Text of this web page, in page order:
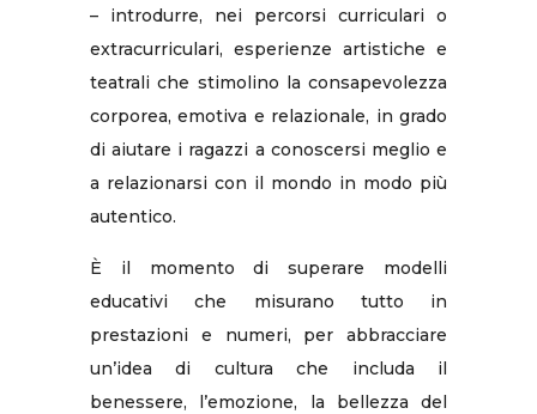
– introdurre, nei percorsi curriculari o
extracurriculari, esperienze artistiche e
teatrali che stimolino la consapevolezza
corporea, emotiva e relazionale, in grado
di aiutare i ragazzi a conoscersi meglio e
a relazionarsi con il mondo in modo più
autentico.
È il momento di superare modelli
educativi che misurano tutto in
prestazioni e numeri, per abbracciare
un’idea di cultura che includa il
benessere, l’emozione, la bellezza del